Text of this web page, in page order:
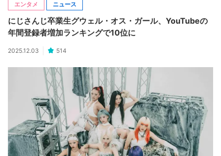
エンタメ ニュース
にじさんじ卒業生グウェル・オス・ガール、YouTubeの
年間登録者増加ランキングで10位に
2025.12.03 514